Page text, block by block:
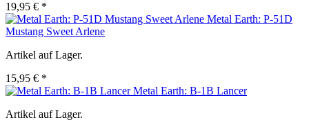
19,95 € *
Metal Earth: P-51D
Mustang Sweet Arlene
Artikel auf Lager.
15,95 € *
Metal Earth: B-1B Lancer
Artikel auf Lager.